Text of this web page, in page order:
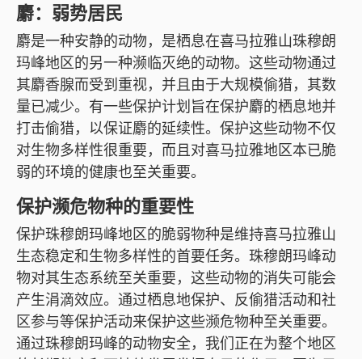
麝：弱势居民
麝是一种安静的动物，是栖息在喜马拉雅山珠穆朗
玛峰地区的另一种濒临灭绝的动物。这些动物通过
其麝香腺而受到重视，并且由于大规模偷猎，其数
量已减少。有一些保护计划旨在保护麝的栖息地并
打击偷猎，以保证麝的延续性。保护这些动物不仅
对生物多样性很重要，而且对喜马拉雅地区本已脆
弱的环境的健康也至关重要。
保护濒危物种的重要性
保护珠穆朗玛峰地区的脆弱物种是维持喜马拉雅山
生态稳定和生物多样性的首要任务。珠穆朗玛峰动
物对其生态系统至关重要，这些动物的消失可能会
产生涓滴效应。通过栖息地保护、反偷猎活动和社
区参与等保护活动来保护这些濒危物种至关重要。
通过珠穆朗玛峰的动物安全，我们正在为整个地区